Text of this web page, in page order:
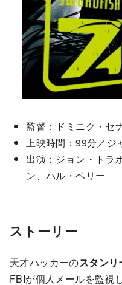
監督：ドミニク・セ
上映時間：99分／ジ
出演：ジョン・トラ
ン、ハル・ベリー
ストーリー
天才ハッカーのスタンリ
FBIが個人メールを監視